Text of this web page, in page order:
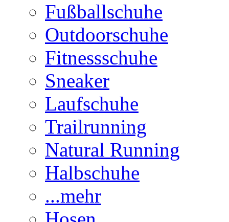
Fußballschuhe
Outdoorschuhe
Fitnessschuhe
Sneaker
Laufschuhe
Trailrunning
Natural Running
Halbschuhe
...mehr